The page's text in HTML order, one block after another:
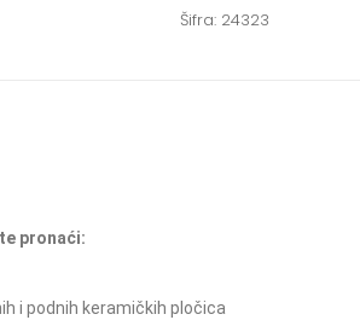
Šifra: 24323
pronaći:
i podnih keramičkih pločica